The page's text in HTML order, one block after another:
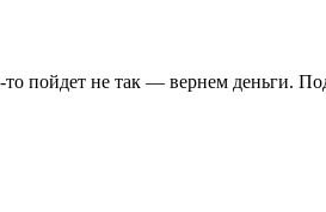
то пойдет не так — вернем деньги.